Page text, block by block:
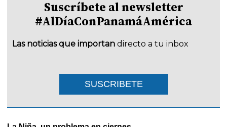
Suscríbete al newsletter
#AlDíaConPanamáAmérica
Las noticias que importan directo a tu inbox
SUSCRIBETE